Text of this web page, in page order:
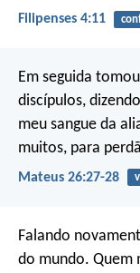
Filipenses 4:11
Em seguida
discípulos,
meu sangue da
muitos, para
Mateus 26:27-28
Falando
do mundo. Quem